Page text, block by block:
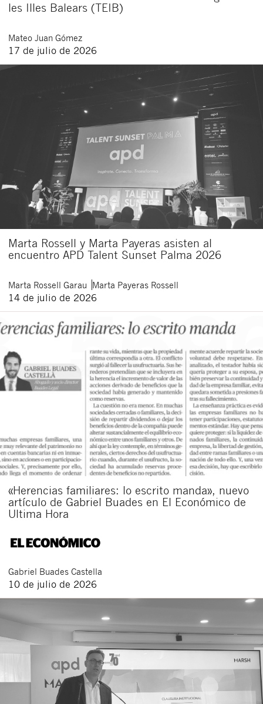
les Illes Balears (TEIB)
Mateo Juan Gómez
17 de julio de 2026
Marta Rossell y Marta Payeras asisten al
encuentro APD Talent Sunset Palma 2026
Marta Rossell Garau Marta Payeras Rossell
14 de julio de 2026
«Herencias familiares: lo escrito manda», nuevo
artículo de Gabriel Buades en El Económico de
Ultima Hora
Gabriel Buades Castella
10 de julio de 2026